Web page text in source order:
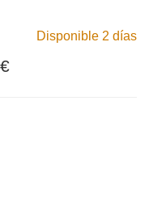
Disponible 2 días